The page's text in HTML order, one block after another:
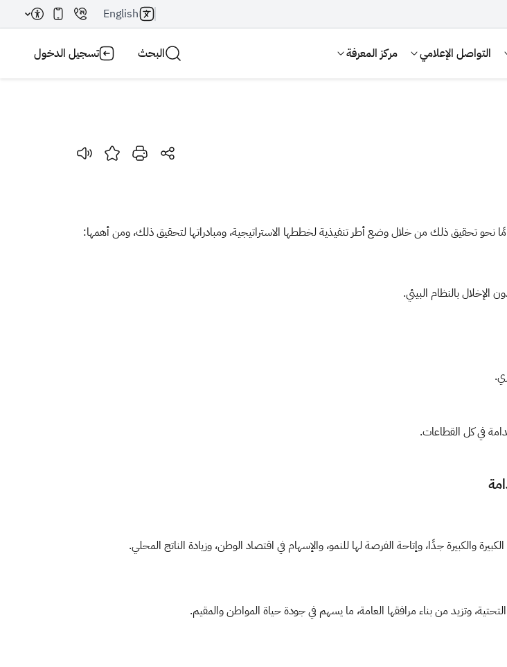
English
التواصل الإعلامي مركز المعرفة البحث تسجيل الدخول
نحو تحقيق ذلك من خلال وضع أطر تنفيذية لخططها الاستراتيجية، ومبادراتها لتحقيق ذلك، ومن أهمها:
الإخلال بالنظام البيئي.
في كل القطاعات.
والكبيرة جدًا، وإتاحة الفرصة لها للنمو، والإسهام في اقتصاد الوطن، وزيادة الناتج المحلي.​
وتزيد من بناء مرافقها العامة، ما يسهم في جودة حياة المواطن والمقيم.